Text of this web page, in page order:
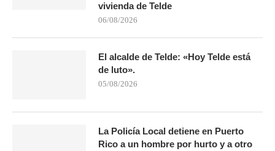
vivienda de Telde
06/08/2026
El alcalde de Telde: «Hoy Telde está
de luto».
05/08/2026
La Policía Local detiene en Puerto
Rico a un hombre por hurto y a otro